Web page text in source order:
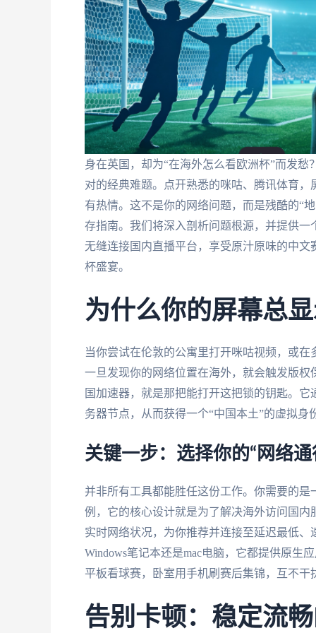
身在英国，却为“在海外怎么看欧洲杯”而发
对的经典难题。点开熟悉的咪咕、腾讯体育
有热情。这不是你的网络问题，而是残酷的“
存指南。我们将深入剖析问题根源，并提供
无缝连接国内直播平台，享受原汁原味的中
杯盛宴。
为什么你的屏幕总
当你尝试在伦敦的公寓里打开咪咕视频，或
一旦发现你的网络位置在海外，就会触发版
国加速器，就是那把能打开这把锁的钥匙。
务器节点，从而获得一个“中国本土”的虚拟身
关键一步：选择你的“网络通
并非所有工具都能胜任这份工作。你需要的
例，它的核心设计就是为了解决海外访问国
实时网络状况，为你推荐并连接至延迟最低、
Windows笔记本还是mac电脑，它都提供原生
平板看球赛，卧室用手机刷赛后集锦，互不干
告别卡顿：稳定流